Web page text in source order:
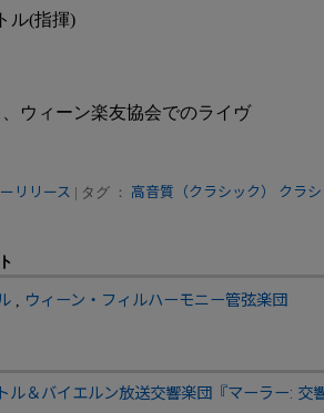
ル(指揮)
、ウィーン楽友協会でのライヴ
リリース | タグ ： 高音質（クラシック） クラ
ウィーン・フィルハーモニー管弦楽団
ル＆バイエルン放送交響楽団『マーラー: 交